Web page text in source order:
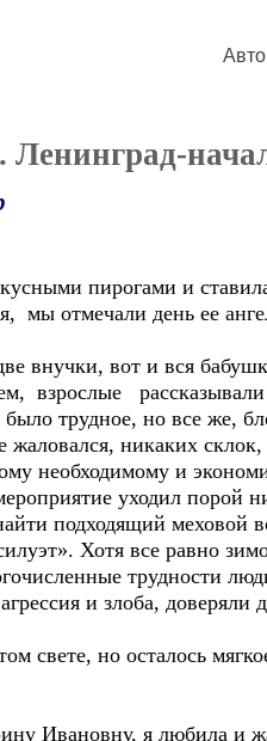
пирогами и
мы отмечали день ее
внучки, вот и вся
взрослые
было трудное, но все же,
никаких
необходимому и
уходил порой
подходящий меховой
Хотя все равно
трудности
и злоба,
свете, но осталось
Ивановну, я любила и